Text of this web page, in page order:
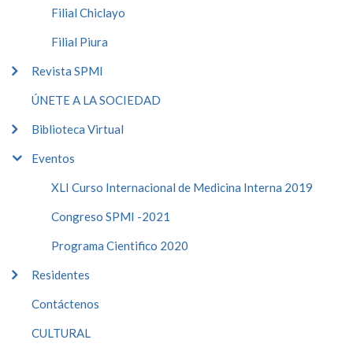
Filial Chiclayo
Filial Piura
Revista SPMI
ÚNETE A LA SOCIEDAD
Biblioteca Virtual
Eventos
XLI Curso Internacional de Medicina Interna 2019
Congreso SPMI -2021
Programa Cientifico 2020
Residentes
Contáctenos
CULTURAL